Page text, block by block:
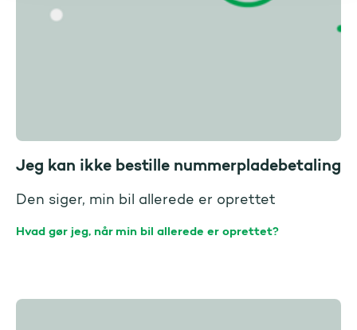
Jeg kan ikke bestille nummerpladebetaling
Den siger, min bil allerede er oprettet
Hvad gør jeg, når min bil allerede er oprettet?